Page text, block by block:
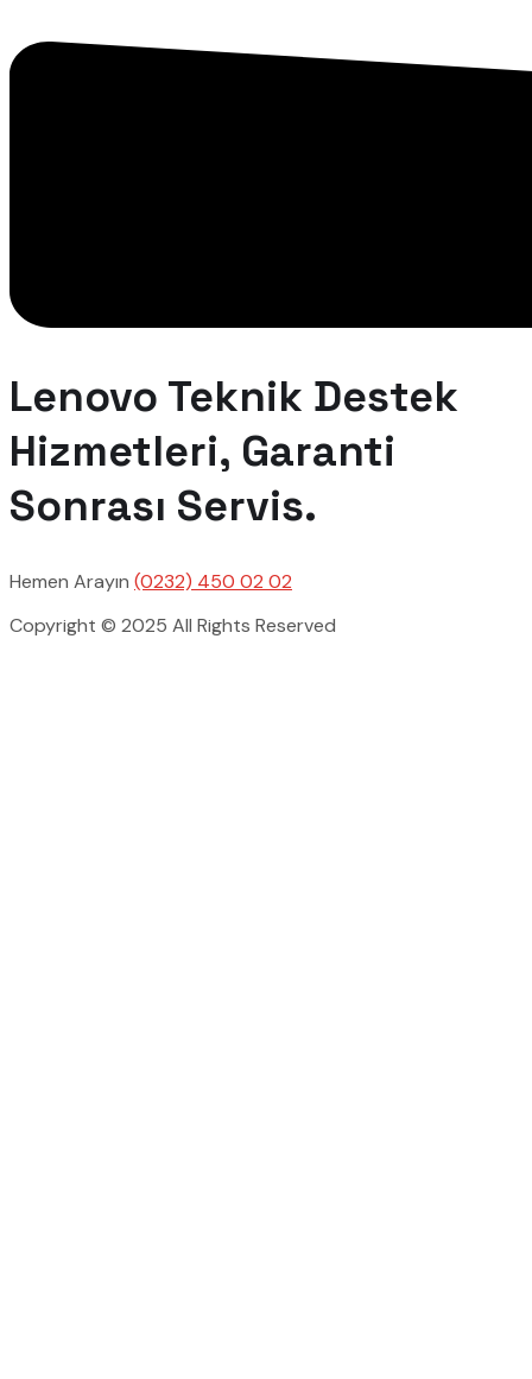
Lenovo Teknik Destek
Hizmetleri, Garanti
Sonrası Servis.
Hemen Arayın (0232) 450 02 02
Copyright © 2025 All Rights Reserved